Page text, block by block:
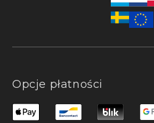
Opcje płatności